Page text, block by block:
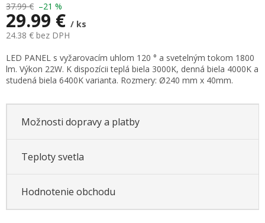
37.99 € –21 %
29.99 € / ks
24.38 € bez DPH
cena:
LED PANEL s vyžarovacím uhlom 120 ° a svetelným tokom 1800
lm. Výkon 22W. K dispozícii teplá biela 3000K, denná biela 4000K a
studená biela 6400K varianta. Rozmery: Ø240 mm x 40mm.
Možnosti dopravy a platby
Teploty svetla
Hodnotenie obchodu